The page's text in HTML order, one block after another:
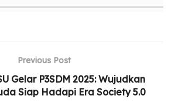
dan Mitigasi Bencana Jadi
Pelaku Hospitality Medan
Previous Post
Gelar P3SDM 2025: Wujudkan
Siap Hadapi Era Society 5.0